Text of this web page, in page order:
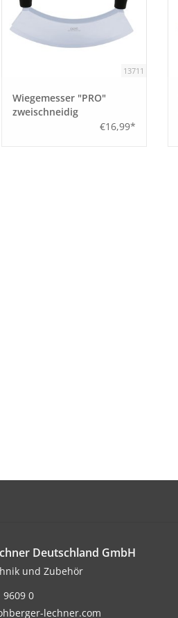
13711
Wiegemesser "PRO"
zweischneidig
€16,99*
Deutschland GmbH
und Zubehör
9609 0
lechner.com